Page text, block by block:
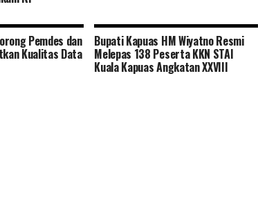
Pemdes dan
Kualitas Data
Bupati Kapuas HM Wiyatno Resmi
Melepas 138 Peserta KKN STAI
Kuala Kapuas Angkatan XXVIII